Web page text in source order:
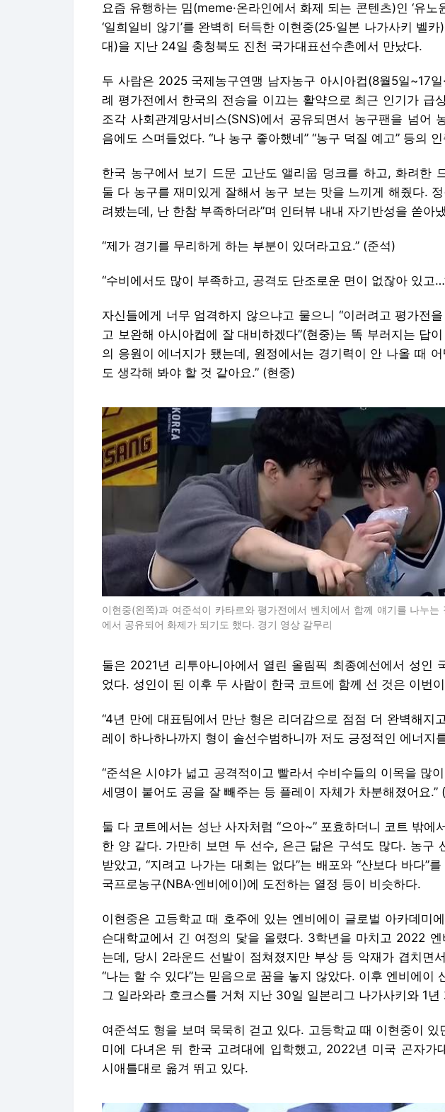
요즘 유행하는 밈(meme·온라인에서 화제 되는 콘텐츠)인 ‘유노
‘일희일비 않기’를 완벽히 터득한 이현중(25·일본 나가사키 벨
대)을 지난 24일 충청북도 진천 국가대표선수촌에서 만났다.
두 사람은 2025 국제농구연맹 남자농구 아시아컵(8월5일~17
례 평가전에서 한국의 전승을 이끄는 활약으로 최근 인기가 급
조각 사회관계망서비스(SNS)에서 공유되면서 농구팬을 넘어
음에도 스며들었다. “나 농구 좋아했네” “농구 덕질 예고” 등의
한국 농구에서 보기 드문 고난도 앨리웁 덩크를 하고, 화려한
둘 다 농구를 재미있게 잘해서 농구 보는 맛을 느끼게 해줬다.
려봤는데, 난 한참 부족하더라”며 인터뷰 내내 자기반성을 쏟아
“제가 경기를 무리하게 하는 부분이 있더라고요.” (준석)
“수비에서도 많이 부족하고, 공격도 단조로운 면이 없잖아 있고
자신들에게 너무 엄격하지 않으냐고 물으니 “이러려고 평가전
고 보완해 아시아컵에 잘 대비하겠다”(현중)는 똑 부러지는 답
의 응원이 에너지가 됐는데, 원정에서는 경기력이 안 나올 때
도 생각해 봐야 할 것 같아요.” (현중)
이현중(왼쪽)과 여준석이 카타르와 평가전에서 벤치에서 함께 얘기를 나누는
에서 공유되어 화제가 되기도 했다. 경기 영상 갈무리
둘은 2021년 리투아니아에서 열린 올림픽 최종예선에서 성인
었다. 성인이 된 이후 두 사람이 한국 코트에 함께 선 것은 이번
“4년 만에 대표팀에서 만난 형은 리더감으로 점점 더 완벽해지
레이 하나하나까지 형이 솔선수범하니까 저도 긍정적인 에너지
“준석은 시야가 넓고 공격적이고 빨라서 수비수들의 이목을 많
세명이 붙어도 공을 잘 빼주는 등 플레이 자체가 차분해졌어요.”
둘 다 코트에서는 성난 사자처럼 “으아~” 포효하더니 코트 밖에
한 양 같다. 가만히 보면 두 선수, 은근 닮은 구석도 많다. 농구
받았고, “지려고 나가는 대회는 없다”는 배포와 “산보다 바다”
국프로농구(NBA·엔비에이)에 도전하는 열정 등이 비슷하다.
이현중은 고등학교 때 호주에 있는 엔비에이 글로벌 아카데미
슨대학교에서 긴 여정의 닻을 올렸다. 3학년을 마치고 2022 엔
는데, 당시 2라운드 선발이 점쳐졌지만 부상 등 악재가 겹치면
“나는 할 수 있다”는 믿음으로 꿈을 놓지 않았다. 이후 엔비에이
그 일라와라 호크스를 거쳐 지난 30일 일본리그 나가사키와 1년
여준석도 형을 보며 묵묵히 걷고 있다. 고등학교 때 이현중이 있
미에 다녀온 뒤 한국 고려대에 입학했고, 2022년 미국 곤자가
시애틀대로 옮겨 뛰고 있다.